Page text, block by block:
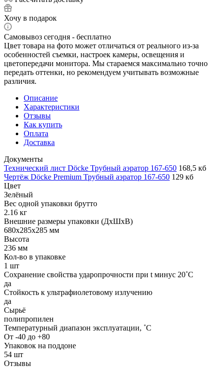
Хочу в подарок
Самовывоз сегодня - бесплатно
Цвет товара на фото может отличаться от реального из-за
особенностей съемки, настроек камеры, освещения и
цветопередачи монитора. Мы стараемся максимально точно
передать оттенки, но рекомендуем учитывать возможные
различия.
Описание
Характеристики
Отзывы
Как купить
Оплата
Доставка
Документы
Технический лист Döcke Трубный аэратор 167-650 168,5 кб
Чертёж Döcke Premium Трубный аэратор 167-650 129 кб
Цвет
Зелёный
Вес одной упаковки брутто
2.16 кг
Внешние размеры упаковки (ДхШхВ)
680х285х285 мм
Высота
236 мм
Кол-во в упаковке
1 шт
Сохранение свойства ударопрочности при t минус 20˚C
да
Стойкость к ультрафиолетовому излучению
да
Сырьё
полипропилен
Температурный диапазон эксплуатации, ˚С
От -40 до +80
Упаковок на поддоне
54 шт
Отзывы